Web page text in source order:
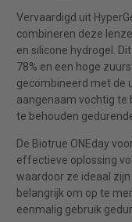
Vervaardigd uit
combineren deze
en silicone hydrogel.
78% en een hoge
gecombineerd met de
aangenaam vochtig te
te behouden
De Biotrue ONEday
effectieve oplossing
waardoor ze ideaal
belangrijk om op te
eenmalig gebruik